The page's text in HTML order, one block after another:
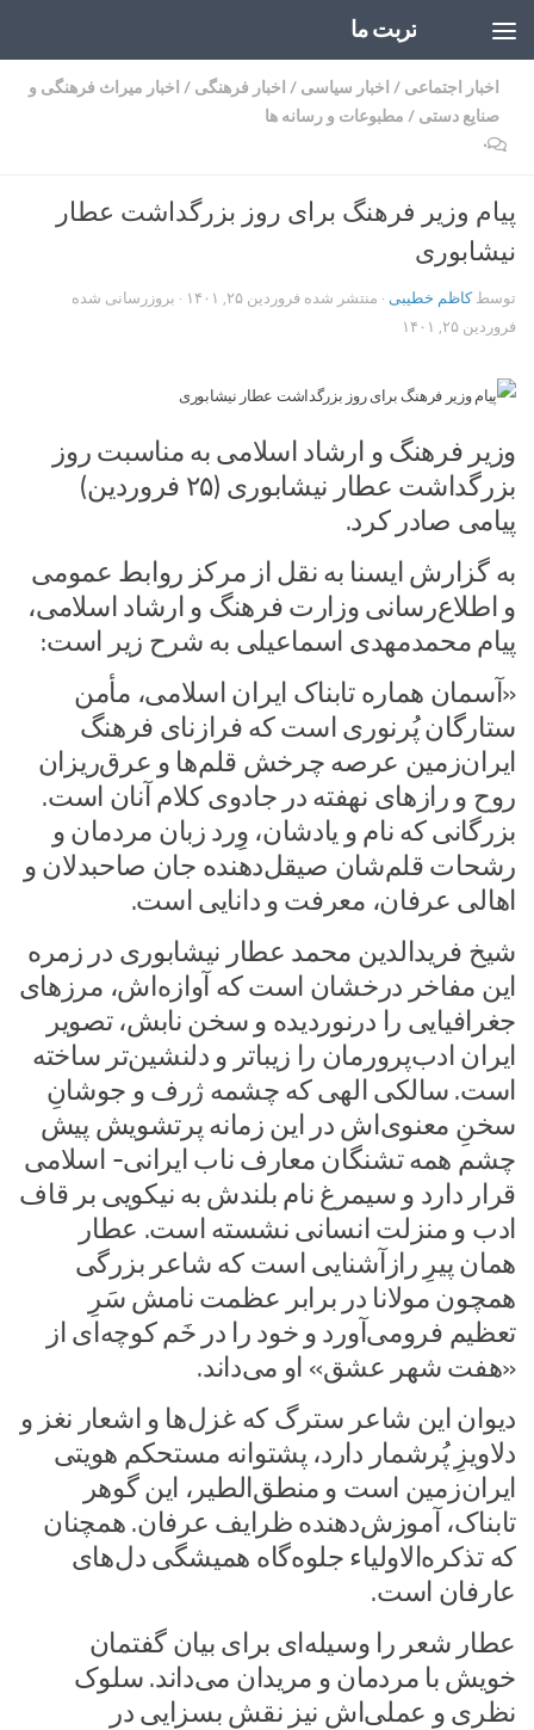
تربت ما
اخبار اجتماعی / اخبار سیاسی / اخبار فرهنگی / اخبار میراث فرهنگی و
صنایع دستی / مطبوعات و رسانه ها
۰
پیام وزیر فرهنگ برای روز بزرگداشت عطار
نیشابوری
توسطکاظم خطیبی · منتشر شده فروردین ۲۵, ۱۴۰۱
· بروزرسانی شده
فروردین ۲۵, ۱۴۰۱
وزیر فرهنگ و ارشاد اسلامی به مناسبت روز
بزرگداشت عطار نیشابوری (۲۵ فروردین)
پیامی صادر کرد.
به گزارش ایسنا به نقل از مرکز روابط عمومی
و اطلاع‌رسانی وزارت فرهنگ و ارشاد اسلامی،
پیام محمدمهدی اسماعیلی به شرح زیر است:
«آسمان هماره تابناک ایران اسلامی، مأمن
ستارگان پُرنوری است که فرازنای فرهنگ
ایران‌زمین عرصه چرخش قلم‌ها و عرق­‌ریزان
روح و رازهای نهفته در جادوی کلام آنان است.
بزرگانی که نام و یادشان، وِرد زبان مردمان و
رشحات قلم‌شان صیقل­‌دهنده جان صاحبدلان و
اهالی عرفان، معرفت و دانایی است.
شیخ فریدالدین محمد عطار نیشابوری در زمره
این مفاخر درخشان است که آوازه­‌اش، مرزهای
جغرافیایی را درنوردیده و سخن نابش، تصویر
ایران ادب­‌پرورمان را زیباتر و دل­نشین­‌تر ساخته
است. سالکی الهی که چشمه ژرف و جوشانِ
سخنِ معنوی‌اش در این زمانه پرتشویش پیش
چشم همه تشنگان معارف ناب ایرانی- اسلامی
قرار دارد و سیمرغ نام بلندش به نیکویی بر قاف
ادب و منزلت انسانی نشسته است. عطار
همان پیرِ رازآشنایی است که شاعر بزرگی
همچون مولانا در برابر عظمت نامش سَرِ
تعظیم فرومی‌آورد و خود را در خَم کوچه‌ای از
«هفت شهر عشق» او می‌داند.
دیوان این شاعر سترگ که غزل‌ها و اشعار نغز و
دلاویزِ پُرشمار دارد، پشتوانه مستحکم هویتی
ایران‌زمین است و منطق­‌الطیر، این گوهر
تابناک، آموزش‌دهنده ظرایف عرفان. همچنان
که تذکره‌الاولیاء جلوه­‌گاه همیشگی دل‌های
عارفان است.
عطار شعر را وسیله‌ای برای بیان گفتمان
خویش با مردمان و مریدان می‌داند. سلوک
نظری و عملی‌اش نیز نقش بسزایی در